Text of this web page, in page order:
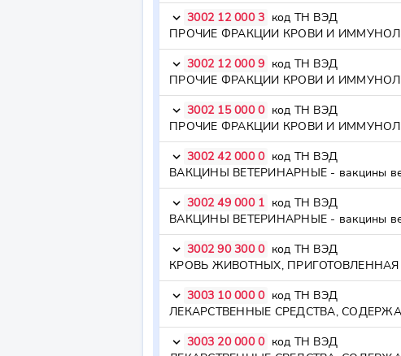
keyboard_arrow_down 3002 12 000 3 код ТН ВЭД
keyboard_arrow_down 3002 12 000 9 код ТН ВЭД
keyboard_arrow_down 3002 15 000 0 код ТН ВЭД
keyboard_arrow_down 3002 42 000 0 код ТН ВЭД
ВАКЦИНЫ ВЕТЕРИНАРНЫЕ - вакцины
keyboard_arrow_down 3002 49 000 1 код ТН ВЭД
keyboard_arrow_down 3002 90 300 0 код ТН ВЭД
keyboard_arrow_down 3003 10 000 0 код ТН ВЭД
keyboard_arrow_down 3003 20 000 0 код ТН ВЭД